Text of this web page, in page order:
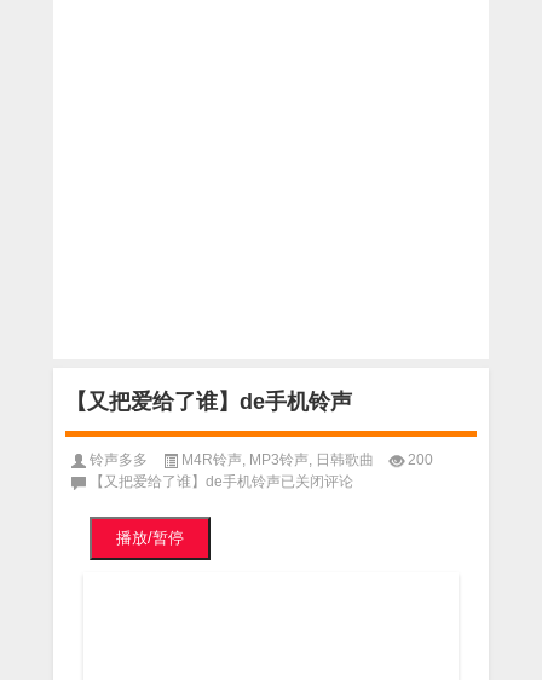
【又把爱给了谁】de手机铃声
铃声多多 M4R铃声 MP3铃声 日韩歌曲
200
【又把爱给了谁】de手机铃声已关闭评论
播放/暂停